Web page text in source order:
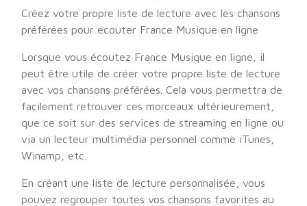
Créez votre propre liste de lecture avec les chansons
préférées pour écouter France Musique en ligne
Lorsque vous écoutez France Musique en ligne, il
peut être utile de créer votre propre liste de lecture
avec vos chansons préférées. Cela vous permettra de
facilement retrouver ces morceaux ultérieurement,
que ce soit sur des services de streaming en ligne ou
via un lecteur multimédia personnel comme iTunes,
Winamp, etc.
En créant une liste de lecture personnalisée, vous
pouvez regrouper toutes vos chansons favorites au